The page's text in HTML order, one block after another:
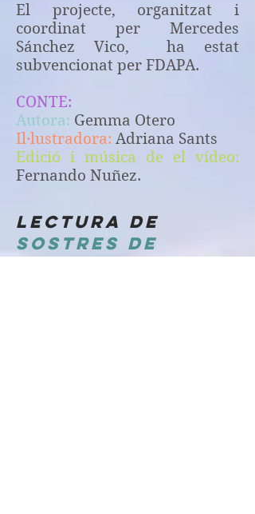
El projecte, organitzat i
coordinat per Mercedes
Sánchez Vico, ha estat
subvencionat per FDAPA.
CONTE:
Autora: Gemma Otero
Il·lustradora: Adriana Sants
Edició i música de el vídeo:
Fernando Nuñez.
lectura de
sostres de